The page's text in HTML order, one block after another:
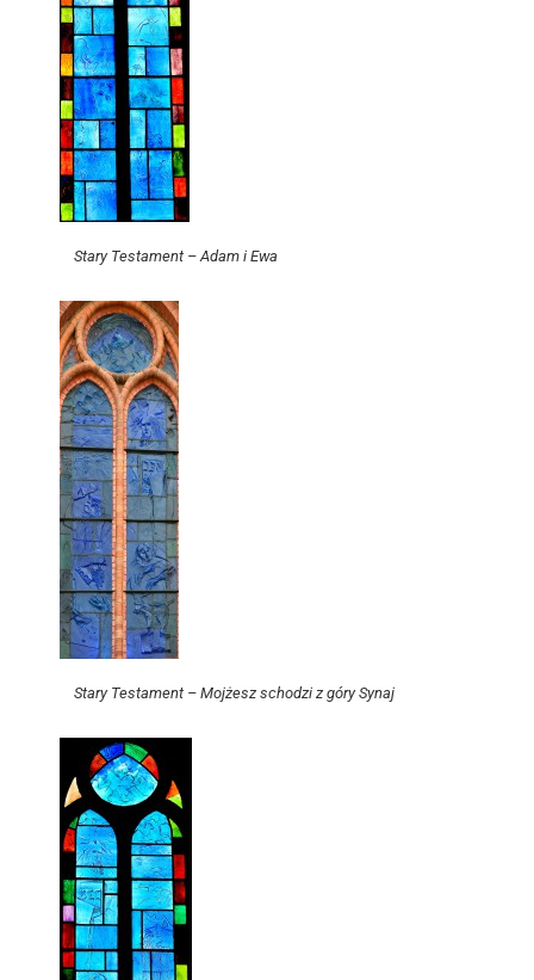
Stary Testament – Adam i Ewa
Stary Testament – Mojżesz schodzi z góry Synaj